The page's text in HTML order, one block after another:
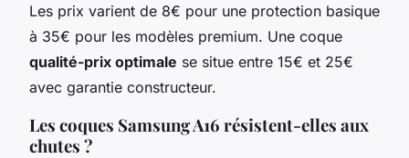
Les prix varient de 8€ pour une protection basique
à 35€ pour les modèles premium. Une coque
qualité-prix optimale se situe entre 15€ et 25€
avec garantie constructeur.
Les coques Samsung A16 résistent-elles aux
chutes ?